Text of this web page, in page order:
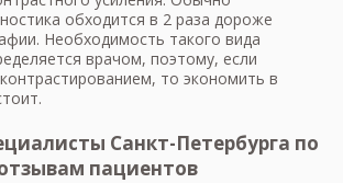
обходится в 2 раза дороже
Необходимость такого вида
врачом, поэтому, если
то экономить в
Санкт-Петербурга по
пациентов